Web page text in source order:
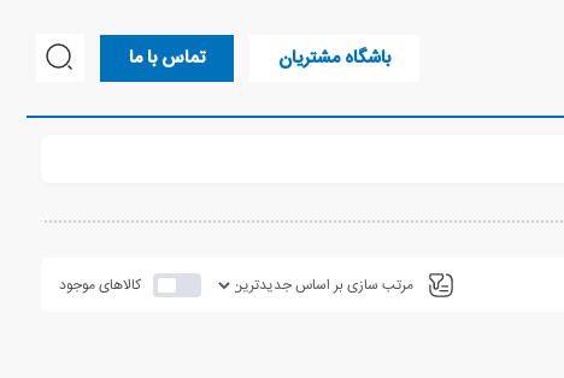
باشگاه مشتریان تماس با ما
کالاهای موجود